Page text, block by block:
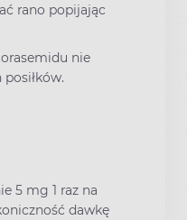
rano popijając
nie
5 mg 1 raz na
dawkę